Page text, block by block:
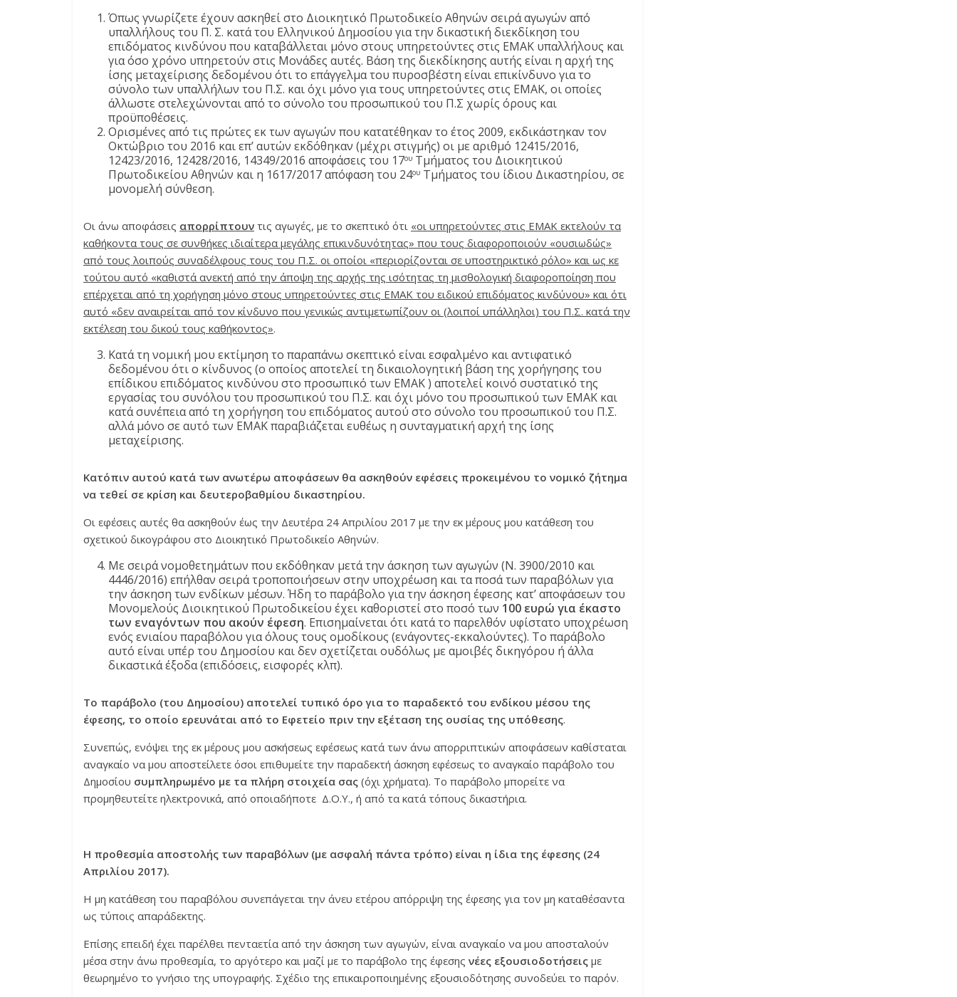
Όπως γνωρίζετε έχουν ασκηθεί στο Διοικητικό Πρωτοδικείο Αθηνών σειρά αγωγών από
υπαλλήλους του Π. Σ. κατά του Ελληνικού Δημοσίου για την δικαστική διεκδίκηση του
επιδόματος κινδύνου που καταβάλλεται μόνο στους υπηρετούντες στις ΕΜΑΚ υπαλλήλους και
για όσο χρόνο υπηρετούν στις Μονάδες αυτές. Βάση της διεκδίκησης αυτής είναι η αρχή της
ίσης μεταχείρισης δεδομένου ότι το επάγγελμα του πυροσβέστη είναι επικίνδυνο για το
σύνολο των υπαλλήλων του Π.Σ. και όχι μόνο για τους υπηρετούντες στις ΕΜΑΚ, οι οποίες
άλλωστε στελεχώνονται από το σύνολο του προσωπικού του Π.Σ χωρίς όρους και
προϋποθέσεις.
Ορισμένες από τις πρώτες εκ των αγωγών που κατατέθηκαν το έτος 2009, εκδικάστηκαν τον
Οκτώβριο του 2016 και επ’ αυτών εκδόθηκαν (μέχρι στιγμής) οι με αριθμό 12415/2016,
12423/2016, 12428/2016, 14349/2016 αποφάσεις του 17ου Τμήματος του Διοικητικού
Πρωτοδικείου Αθηνών και η 1617/2017 απόφαση του 24ου Τμήματος του ίδιου Δικαστηρίου, σε
μονομελή σύνθεση.
Οι άνω αποφάσεις απορρίπτουν τις αγωγές, με το σκεπτικό ότι «οι υπηρετούντες στις ΕΜΑΚ εκτελούν τα
καθήκοντα τους σε συνθήκες ιδιαίτερα μεγάλης επικινδυνότητας» που τους διαφοροποιούν «ουσιωδώς»
από τους λοιπούς συναδέλφους τους του Π.Σ. οι οποίοι «περιορίζονται σε υποστηρικτικό ρόλο» και ως κε
τούτου αυτό «καθιστά ανεκτή από την άποψη της αρχής της ισότητας τη μισθολογική διαφοροποίηση που
επέρχεται από τη χορήγηση μόνο στους υπηρετούντες στις ΕΜΑΚ του ειδικού επιδόματος κινδύνου» και ότι
αυτό «δεν αναιρείται από τον κίνδυνο που γενικώς αντιμετωπίζουν οι (λοιποί υπάλληλοι) του Π.Σ. κατά την
εκτέλεση του δικού τους καθήκοντος».
Κατά τη νομική μου εκτίμηση το παραπάνω σκεπτικό είναι εσφαλμένο και αντιφατικό
δεδομένου ότι ο κίνδυνος (ο οποίος αποτελεί τη δικαιολογητική βάση της χορήγησης του
επίδικου επιδόματος κινδύνου στο προσωπικό των ΕΜΑΚ ) αποτελεί κοινό συστατικό της
εργασίας του συνόλου του προσωπικού του Π.Σ. και όχι μόνο του προσωπικού των ΕΜΑΚ και
κατά συνέπεια από τη χορήγηση του επιδόματος αυτού στο σύνολο του προσωπικού του Π.Σ.
αλλά μόνο σε αυτό των ΕΜΑΚ παραβιάζεται ευθέως η συνταγματική αρχή της ίσης
μεταχείρισης.
Κατόπιν αυτού κατά των ανωτέρω αποφάσεων θα ασκηθούν εφέσεις προκειμένου το νομικό ζήτημα
να τεθεί σε κρίση και δευτεροβαθμίου δικαστηρίου.
Οι εφέσεις αυτές θα ασκηθούν έως την Δευτέρα 24 Απριλίου 2017 με την εκ μέρους μου κατάθεση του
σχετικού δικογράφου στο Διοικητικό Πρωτοδικείο Αθηνών.
Με σειρά νομοθετημάτων που εκδόθηκαν μετά την άσκηση των αγωγών (Ν. 3900/2010 και
4446/2016) επήλθαν σειρά τροποποιήσεων στην υποχρέωση και τα ποσά των παραβόλων για
την άσκηση των ενδίκων μέσων. Ήδη το παράβολο για την άσκηση έφεσης κατ’ αποφάσεων του
Μονομελούς Διοικητικού Πρωτοδικείου έχει καθοριστεί στο ποσό των 100 ευρώ για έκαστο
των εναγόντων που ακούν έφεση. Επισημαίνεται ότι κατά το παρελθόν υφίστατο υποχρέωση
ενός ενιαίου παραβόλου για όλους τους ομοδίκους (ενάγοντες-εκκαλούντες). Το παράβολο
αυτό είναι υπέρ του Δημοσίου και δεν σχετίζεται ουδόλως με αμοιβές δικηγόρου ή άλλα
δικαστικά έξοδα (επιδόσεις, εισφορές κλπ).
Το παράβολο (του Δημοσίου) αποτελεί τυπικό όρο για το παραδεκτό του ενδίκου μέσου της
έφεσης, το οποίο ερευνάται από το Εφετείο πριν την εξέταση της ουσίας της υπόθεσης.
Συνεπώς, ενόψει της εκ μέρους μου ασκήσεως εφέσεως κατά των άνω απορριπτικών αποφάσεων καθίσταται
αναγκαίο να μου αποστείλετε όσοι επιθυμείτε την παραδεκτή άσκηση εφέσεως το αναγκαίο παράβολο του
Δημοσίου συμπληρωμένο με τα πλήρη στοιχεία σας (όχι χρήματα). Το παράβολο μπορείτε να
προμηθευτείτε ηλεκτρονικά, από οποιαδήποτε Δ.Ο.Υ., ή από τα κατά τόπους δικαστήρια.
Η προθεσμία αποστολής των παραβόλων (με ασφαλή πάντα τρόπο) είναι η ίδια της έφεσης (24
Απριλίου 2017).
Η μη κατάθεση του παραβόλου συνεπάγεται την άνευ ετέρου απόρριψη της έφεσης για τον μη καταθέσαντα
ως τύποις απαράδεκτης.
Επίσης επειδή έχει παρέλθει πενταετία από την άσκηση των αγωγών, είναι αναγκαίο να μου αποσταλούν
μέσα στην άνω προθεσμία, το αργότερο και μαζί με το παράβολο της έφεσης νέες εξουσιοδοτήσεις με
θεωρημένο το γνήσιο της υπογραφής. Σχέδιο της επικαιροποιημένης εξουσιοδότησης συνοδεύει το παρόν.